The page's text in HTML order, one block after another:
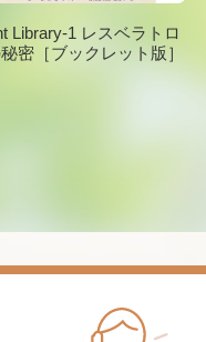
Library-1 レスベラトロ
密［ブックレット版］